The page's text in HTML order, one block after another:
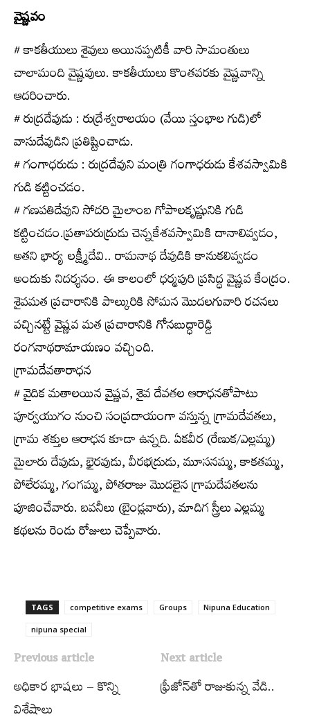
వైష్ణవం
# కాకతీయులు శైవులు అయినప్పటికీ వారి సామంతులు
చాలామంది వైష్ణవులు. కాకతీయులు కొంతవరకు వైష్ణవాన్ని
ఆదరించారు.
# రుద్రదేవుడు : రుద్రేశ్వరాలయం (వేయి స్తంభాల గుడి)లో
వాసుదేవుడిని ప్రతిష్టించాడు.
# గంగాధరుడు : రుద్రదేవుని మంత్రి గంగాధరుడు కేశవస్వామికి
గుడి కట్టించడం.
# గణపతిదేవుని సోదరి మైలాంబ గోపాలకృష్ణునికి గుడి
కట్టించడం.ప్రతాపరుద్రుడు చెన్నకేశవస్వామికి దానాలివ్వడం,
అతని భార్య లక్ష్మీదేవి.. రామనాథ దేవుడికి కానుకలివ్వడం
అందుకు నిదర్శనం. ఈ కాలంలో ధర్మపురి ప్రసిద్ధ వైష్ణవ కేంద్రం.
శైవమత ప్రచారానికి పాల్కురికి సోమన మొదలగువారి రచనలు
వచ్చినట్టే వైష్ణవ మత ప్రచారానికి గోనబుద్ధారెడ్డి
రంగనాథరామాయణం వచ్చింది.
గ్రామదేవతారాధన
# వైదిక మతాలయిన వైష్ణవ, శైవ దేవతల ఆరాధనతోపాటు
పూర్వయుగం నుంచి సంప్రదాయంగా వస్తున్న గ్రామదేవతలు,
గ్రామ శక్తుల ఆరాధన కూడా ఉన్నది. ఏకవీర (రేణుక/ఎల్లమ్మ)
మైలారు దేవుడు, భైరవుడు, వీరభద్రుడు, మూసనమ్మ, కాకతమ్మ,
పోలేరమ్మ, గంగమ్మ, పోతరాజు మొదలైన గ్రామదేవతలను
పూజించేవారు. బవనీలు (బైండ్లవారు), మాదిగ స్త్రీలు ఎల్లమ్మ
కథలను రెండు రోజులు చెప్పేవారు.
TAGS competitive exams Groups‌ Nipuna Education
nipuna special
Previous article
అధికార భాషలు – కొన్ని
విశేషాలు
Next article
ఫ్రీజోన్‌తో రాజుకున్న వేడి..